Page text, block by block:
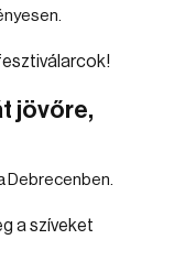
jövőre,
Debrecenben.